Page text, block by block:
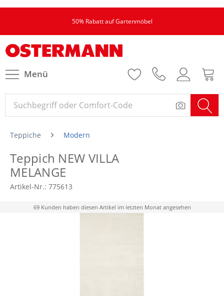
50% Rabatt auf Gartenmöbel
Menü
Teppiche Modern
Teppich NEW VILLA
MELANGE
Artikel-Nr.: 775613
69 Kunden haben diesen Artikel im letzten Monat angesehen